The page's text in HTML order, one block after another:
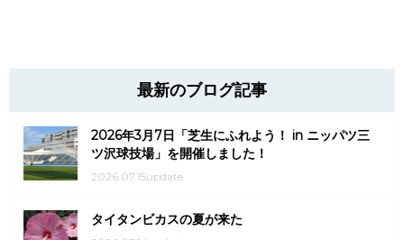
最新のブログ記事
2026年3月7日「芝生にふれよう！ in ニッパツ三
ツ沢球技場」を開催しました！
2026.07.15update
タイタンビカスの夏が来た